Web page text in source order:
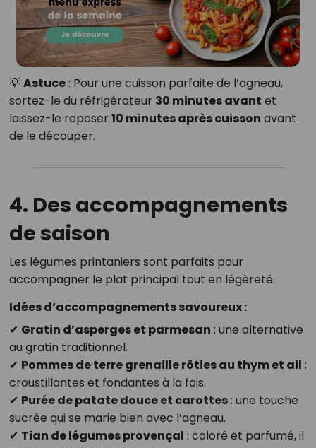
💡Astuce: Pour une cuisson parfaite de l’agneau,
sortez-le du réfrigérateur 30 minutes avant et
laissez-le reposer 10 minutes après cuisson avant
de le découper.
4. Des accompagnements
de saison
Les légumes printaniers sont parfaits pour
accompagner le plat principal tout en légèreté.
Idées d’accompagnements savoureux :
✔ Gratin d’asperges et parmesan : une alternative
au gratin traditionnel.
✔ Pommes de terre grenaille rôties au thym et ail :
croustillantes et fondantes à la fois.
✔ Purée de patate douce et carottes: une touche
sucrée qui se marie bien avec l’agneau.
✔ Tian de légumes provençal : coloré et parfumé, il